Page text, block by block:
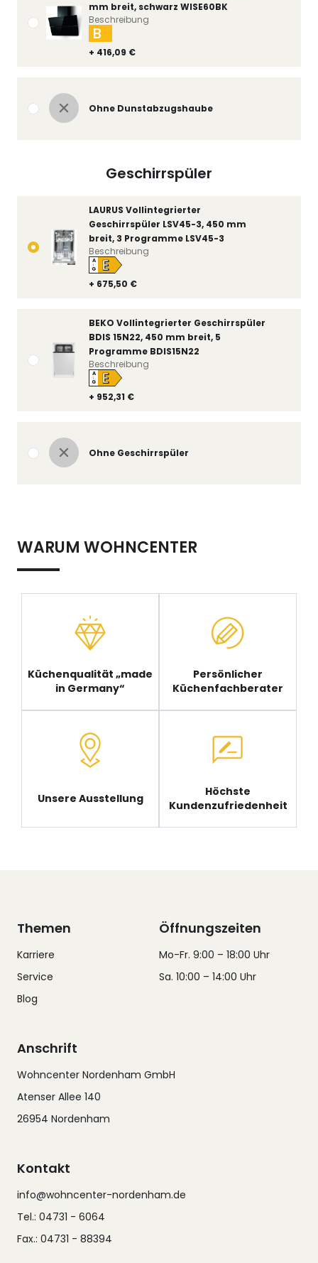
mm breit, schwarz WISE60BK
+ 416,09 €
B
Beschreibung
Ohne Dunstabzugshaube
Geschirrspüler
LAURUS Vollintegrierter
Geschirrspüler LSV45-3, 450 mm
breit, 3 Programme LSV45-3
+ 675,50 €
A
↑
G E
Beschreibung
BEKO Vollintegrierter Geschirrspüler
BDIS 15N22, 450 mm breit, 5
Programme BDIS15N22
+ 952,31 €
A
↑
G E
Beschreibung
Ohne Geschirrspüler
WARUM WOHNCENTER
Küchenqualität „made
in Germany“
Persönlicher
Küchenfachberater
Unsere Ausstellung
Höchste
Kundenzufriedenheit
Themen
Karriere
Service
Blog
Öffnungszeiten
Mo-Fr. 9:00 – 18:00 Uhr
Sa. 10:00 – 14:00 Uhr
Anschrift
Wohncenter Nordenham GmbH
Atenser Allee 140
26954 Nordenham
Kontakt
info@wohncenter-nordenham.de
Tel.: 04731 - 6064
Fax.: 04731 - 88394